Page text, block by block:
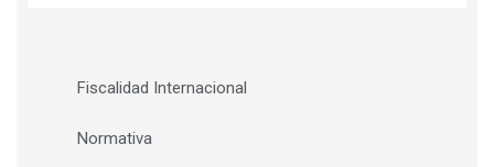
Fiscalidad Internacional
Normativa